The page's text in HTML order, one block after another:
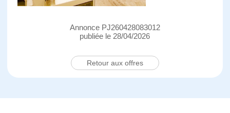
Annonce PJ260428083012
publiée le 28/04/2026
Retour aux offres